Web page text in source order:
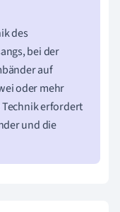
des
bei der
auf
oder mehr
Technik erfordert
und die